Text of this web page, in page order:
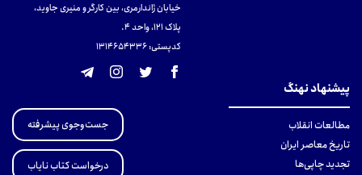
خیابان ژاندارمری، بین کارگر و منیری جاوید،
پلاک 121، واحد ۴.
کدپستی: 131465433۶
پیشنهاد نهنگ
مطالعات انقلاب
تاریخ معاصر ایران
تجدید چاپی‌ها
جست‌وجوی پیشرفته
درخواست کتاب نایاب